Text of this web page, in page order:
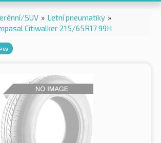
SUV » Letní pneumatiky »
Citiwalker 215/65R17 99H